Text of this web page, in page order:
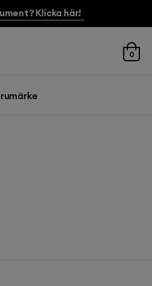
Klicka här!
0